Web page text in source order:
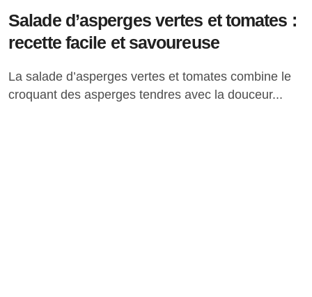
Salade d’asperges vertes et tomates :
recette facile et savoureuse
La salade d’asperges vertes et tomates combine le
croquant des asperges tendres avec la douceur...